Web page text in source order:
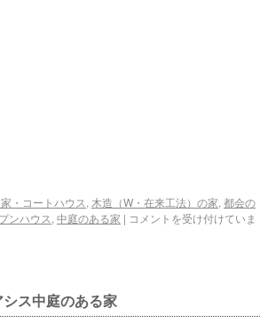
・コートハウス, 木造（W・在来工法）の家, 都会の
ンハウス, 中庭のある家 | コメントを受け付けていま
ス中庭のある家